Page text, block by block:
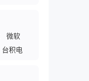
微软
台积电